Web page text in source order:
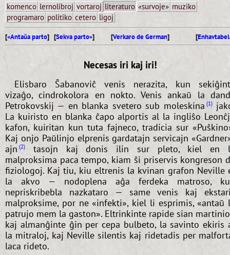
komenco lernolibroj vortaroj literaturo «survoje» muziko
programaro politiko cetero ligoj
[«Antaŭa parto] [Sekva parto»] [Verkaro de German] [
Necesas iri kaj iri!
Elisbaro Ŝabanoviĉ venis nerazita, kun
vizaĝo, cindrokolora en nokto. Venis ankaŭ la
Petrokovskij — en blanka svetero sub moleskina 1
La kuiristo en blanka ĉapo alportis al la ingliŝo
kafon, kuiritan kun tuta fajneco, tradicia sur
Kaj onjo Paŭlinjo elprenis gardatajn servicajn
ajn 2
tasojn kaj donis ilin sur pleto, kiel en
malproksima paca tempo, kiam ŝi priservis kongreson
fiziologoj. Kaj tiu, kiu eltrenis la kvinan grafon Neville
la akvo — nodoplena aĝa ferdeka matroso,
nepriskribebla nazkataro — same venis kaj
malproksime, por ne «infekti», kiel li esprimis, «antaŭ
patrujo mem la gaston». Eltrinkinte rapide sian
kaj almanĝinte ĝin per cepa bulbeto, la savinto ekiris
la mitraloj, kaj Neville silentis kaj ridetadis per
laca rideto.